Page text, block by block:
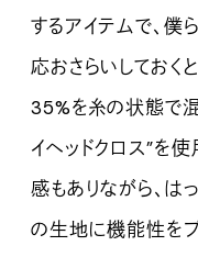
するアイテムで、僕
応おさらいしておく
35%を糸の状態で
イヘッドクロス”を
感もありながら、は
の生地に機能性をプ